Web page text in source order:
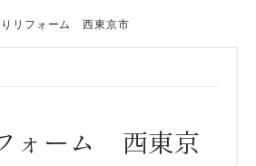
りリフォーム 西東京市
ォーム 西東京